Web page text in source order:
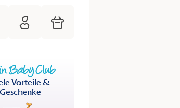
HiPP Mein Babyclub
Warenkorb
Vorteile &
Geschenke